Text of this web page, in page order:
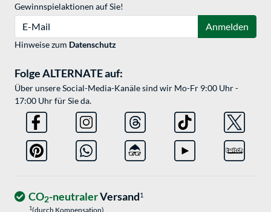
Gewinnspielaktionen auf Sie!
Anmelden
Hinweise zum Datenschutz
Folge ALTERNATE auf:
Über unsere Social-Media-Kanäle sind wir Mo-Fr 9:00 Uhr -
17:00 Uhr für Sie da.
CO2-neutralerVersand1
1(durch Kompensation)